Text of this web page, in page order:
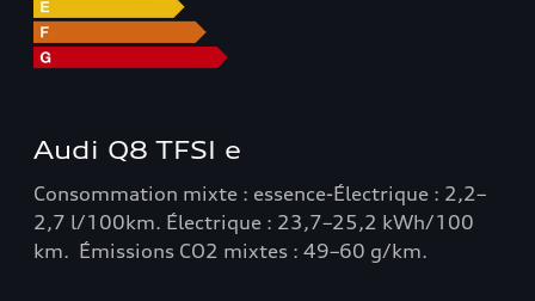
Audi Q8 TFSI e
Consommation mixte : essence-Électrique : 2,2–
2,7 l/100km. Électrique : 23,7–25,2 kWh/100
km. Émissions CO2 mixtes : 49–60 g/km.